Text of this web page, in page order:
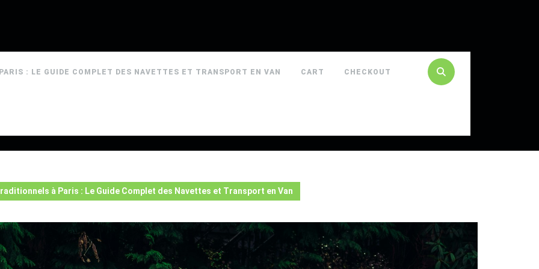
: LE GUIDE COMPLET DES NAVETTES ET TRANSPORT EN VAN CART CHECKOUT
à Paris : Le Guide Complet des Navettes et Transport en Van